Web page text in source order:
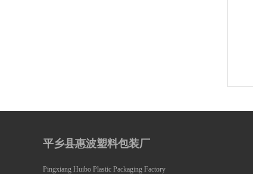
平乡县惠波塑料包装厂
Pingxiang Huibo Plastic Packaging Factory